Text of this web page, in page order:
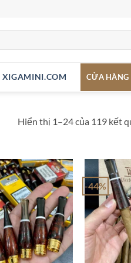
XIGAMINI.COM CỬA HÀNG
Hiển thị 1–24 của 119 kết
-44%